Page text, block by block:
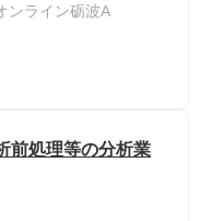
ンライン砺波A
前処理等の分析業